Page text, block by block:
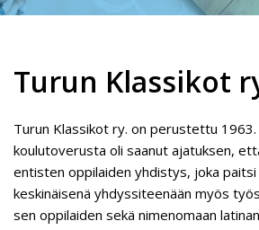
Turun Klassikot
Turun Klassikot ry. on perustettu 1963.
koulutoverusta oli saanut ajatuksen,
entisten oppilaiden yhdistys, joka
keskinäisenä yhdyssiteenään myös
sen oppilaiden sekä nimenomaan